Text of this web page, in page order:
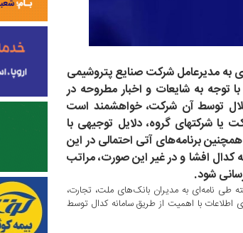
به مدیرعامل شرکت صنایع پتروشیمی
اعلام کرد: با توجه به شایعات و اخبار مطروحه در
توسط آن شرکت، خواهشمند است
شرکتهای گروه، دلایل توجیهی با
برنامه‌های آتی احتمالی در این
افشا و در غیر این صورت، مراتب
شود.
طی نامه‌ای به مدیران بانک‌های ملت، تجارت،
سهام پرسپولیس خواستار افشای اطلاعات با اهمیت از طریق سامانه کدال توسط